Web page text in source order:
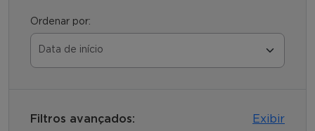
Ordenar por:
Filtros avançados: Exibir